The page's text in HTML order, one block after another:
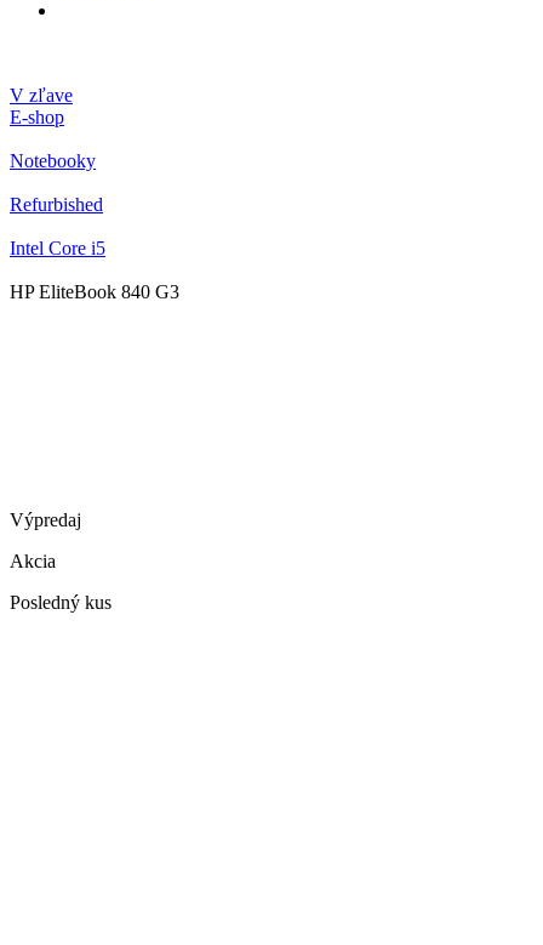
V zľave
E-shop
Notebooky
Refurbished
Intel Core i5
HP EliteBook 840 G3
Výpredaj
Akcia
Posledný kus